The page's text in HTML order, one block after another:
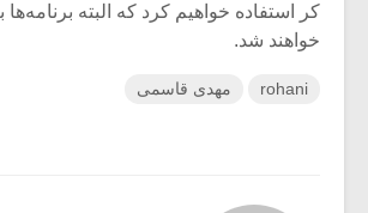
کر استفاده خواهیم کرد که البته برنامه‌ها
خواهند شد.
rohani مهدی قاسمی